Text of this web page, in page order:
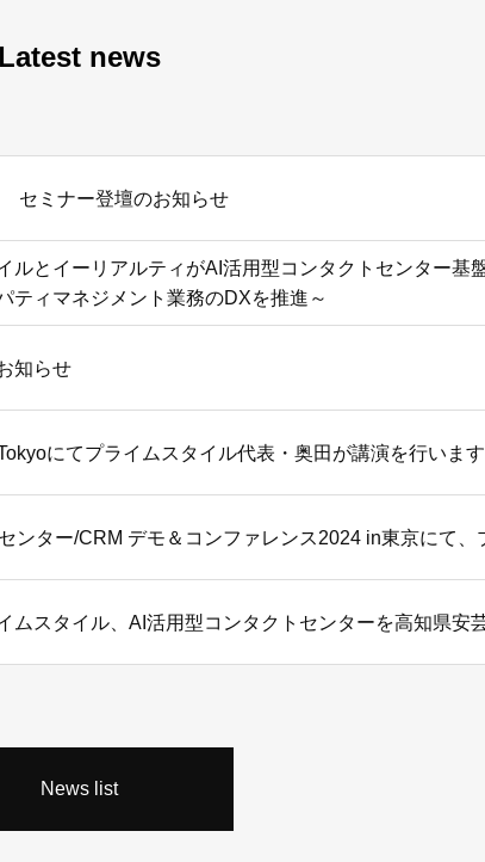
Latest news
セミナー登壇のお知らせ
ティマネジメント業務のDXを推進～
知らせ
にてプライムスタイル代表・奥田が講演を行います
News list